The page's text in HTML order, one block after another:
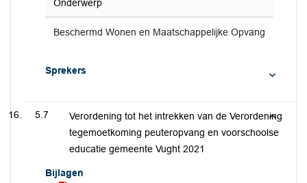
Onderwerp
Beschermd Wonen en Maatschappelijke Opvang
Sprekers
5.7
Verordening tot het intrekken van de Verordening
tegemoetkoming peuteropvang en voorschoolse
educatie gemeente Vught 2021
Bijlagen